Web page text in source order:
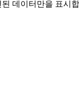
데이터만을 표시